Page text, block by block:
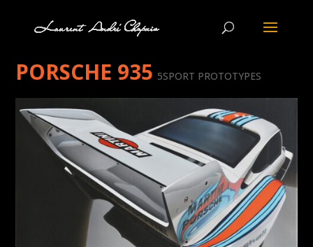
PORSCHE 935 5SPORT PROTOTYPES